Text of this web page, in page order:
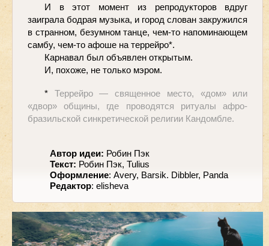
И в этот момент из репродукторов вдруг
заиграла бодрая музыка, и город слован закружился
в странном, безумном танце, чем-то напоминающем
самбу, чем-то афоше на террейро*.
Карнавал был объявлен открытым.
И, похоже, не только мэром.
* Террейро — священное место, «дом» или
«двор» общины, где проводятся ритуалы афро-
бразильской синкретической религии Кандомбле.
Автор идеи: Робин Пэк
Текст: Робин Пэк, Tulius
Оформление: Avery, Barsik. Dibbler, Panda
Редактор: elisheva